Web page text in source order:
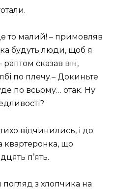
то малий! – примовляв
будуть люди, щоб я
сказав він,
по плечу.– Докиньте
по всьому… отак. Ну
відчинились, і до
квартеронка, що
п’ять.
з хлопчика на